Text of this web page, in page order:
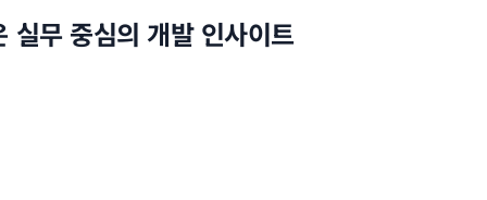
실무 중심의 개발 인사이트